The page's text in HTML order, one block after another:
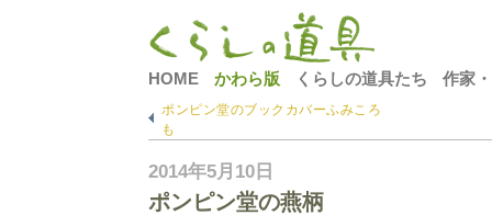
HOME かわら版 くらしの道具たち 作家
ポンピン堂のブックカバーふみころ
も
2014年5月10日
ポンピン堂の燕柄